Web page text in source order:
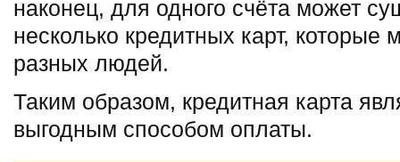
наконец, для одного счёта может
несколько кредитных карт, которые
разных людей.
Таким образом, кредитная карта
выгодным способом оплаты.